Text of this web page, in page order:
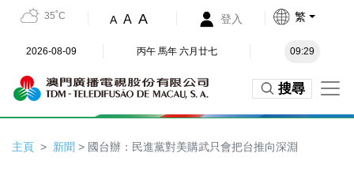
35˚C A A A 登入 繁
2026-08-09 丙午 馬年 六月廿七 09:29
搜尋
主頁 新聞 > 國台辦：民進黨對美購武只會把台推向深淵